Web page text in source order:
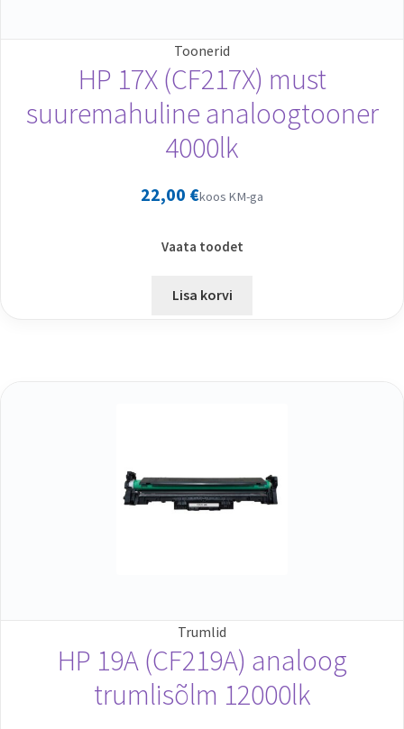
Toonerid
HP 17X (CF217X) must
suuremahuline analoogtooner
4000lk
22,00 €koos KM-ga
Vaata toodet
Lisa korvi
Trumlid
HP 19A (CF219A) analoog
trumlisõlm 12000lk